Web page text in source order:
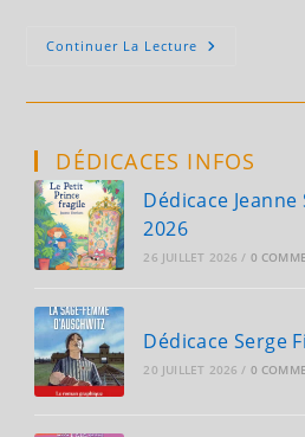
Continuer La Lecture Adeline
Septembre
DÉDICACES INFOS
Dédicace
2026
26 JUILLET 2026 / 0
Dédicace Serge
20 JUILLET 2026 / 0